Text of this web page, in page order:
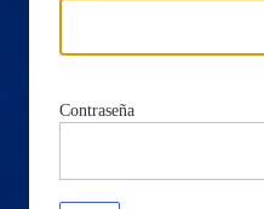
Contraseña